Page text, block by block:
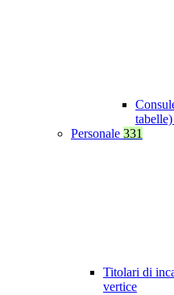
tabelle)
Personale 331
Titolari di
vertice